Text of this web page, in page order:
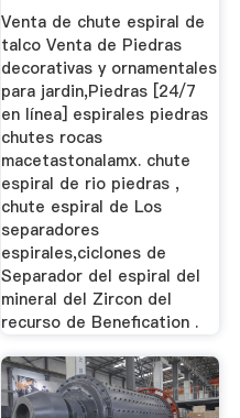
Venta de chute espiral de
talco Venta de Piedras
decorativas y ornamentales
para jardin,Piedras [24/7
en línea] espirales piedras
chutes rocas
macetastonalamx. chute
espiral de rio piedras ,
chute espiral de Los
separadores
espirales,ciclones de
Separador del espiral del
mineral del Zircon del
recurso de Benefication .